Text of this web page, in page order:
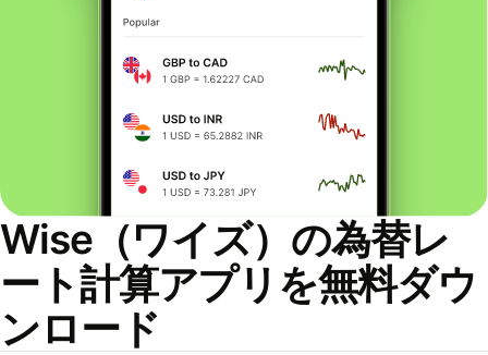
Wise（ワイズ）の為替レ
ート計算アプリを無料ダウ
ンロード